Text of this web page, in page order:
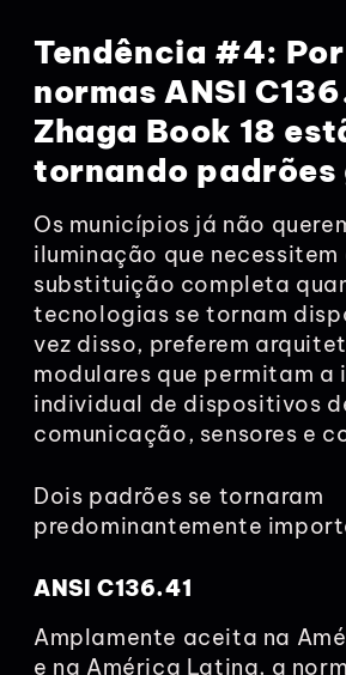
Tendência #4:
normas ANSI
Zhaga Book 18
tornando padrões
Os municípios já não
iluminação que necessitem
substituição completa
tecnologias se tornam
vez disso, preferem
modulares que permitam a
individual de dispositivos
comunicação, sensores e
Dois padrões se tornaram
predominantemente
ANSI C136.41
Amplamente aceita na
e na América Latina, a